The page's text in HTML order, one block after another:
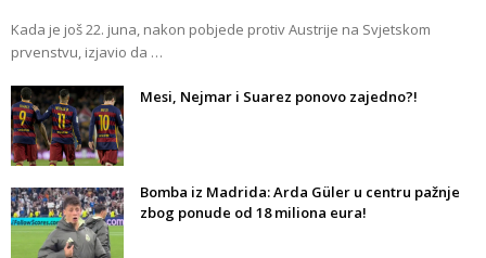
Kada je još 22. juna, nakon pobjede protiv Austrije na Svjetskom
prvenstvu, izjavio da …
Mesi, Nejmar i Suarez ponovo zajedno?!
Bomba iz Madrida: Arda Güler u centru pažnje
zbog ponude od 18 miliona eura!